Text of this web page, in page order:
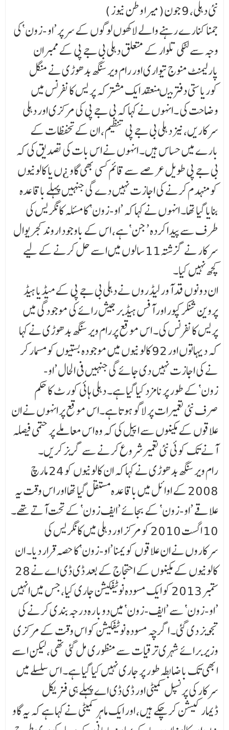
نئی دہلی، 9 جون(میرا وطن نیوز )
جمنا کنارے رہنے والے لاکھوں لوگوں کے سر پر ’او -زون ‘کی
وجہ سے لٹکی تلوارکے متعلق دہلی بی جے پی کے ممبران
پارلیمنٹ منوج تیواری اور رام ویر سنگھ بدھوڑی نے منگل
کوریاستی دفتر میںمنعقد ایک مشتر کہ پر یس کانفرنس میں
وضاحت کی ۔انہوں نے کہا کہ بی جے پی کی مرکزی اور دہلی
سرکاریں، نیز د ہلی بی جے پی تنظیم، ان کے تحفظات کے
بارے میں حساس ہیں۔ انہوں نے اس بات کی تصدیق کی کہ
بی جے پی طویل عرصے سے قائم کسی بھی گاو ¿ں یا کالونیوں
کو منہدم کرنے کی اجازت نہیں دے گی جنہیں پہلے باقاعدہ
بنایا گیا تھا۔ انہوں نے کہا کہ ’او-زون‘ کا مسئلہ کانگریس کی
طرف سے پیدا کردہ ’جن‘ ہے، اس کے باوجود اروند کجریوال
سرکار نے گزشتہ11 سالوں میں اسے حل کرنے کے لیے
کچھ نہیں کیا۔
ان دونوں قد آور لیڈروں نے دہلی بی جے پی کے میڈیا ہیڈ
پروین شنکر کپور اور آفس ہیڈ برجیش رائے کی موجودگی میں
پریس کانفرنس کی۔ اس موقع پررام ویر سنگھ بدھوڑی نے کہا
کہ دیہاتوں اور 92 کالو نیوں میں موجودہ بستیوں کو مسمار کر
نے کی اجازت نہیں دی جائے گی جنہیں فی الحال ’او-
زون‘کے طور پر نامزد کیا گیا ہے۔ دہلی ہائی کور ٹ کا حکم
صرف نئی تعمیرات پر لاگو ہوتا ہے۔اس موقع پر انہوں نے ان
علاقوں کے مکینوں سے اپیل کی کہ وہ اس معاملے پر حتمی فیصلہ
آنے تک کوئی نئی تعمیر شروع کرنے سے گریز کریں۔
رام ویر سنگھ بدھوڑی نے کہا کہ ان کالونیوں کو 24 مارچ
2008 کے اوائل میں باقاعدہ مستقل گیا تھا اور اس وقت یہ
علاقے ’او-زون‘ کے بجائے ’ایف زون‘ کے تحت آتے تھے۔
10 اگست 2010 کو مرکز اور دہلی میں کانگریس کی
سرکاروں نے ان علاقوں کو یمنا ’او-زون‘کا حصہ قرار دیا۔ ان
کالونیوں کے مکینوں کے احتجاج کے بعد ڈی ڈی اے نے 28
ستمبر 2013 کو ایک مسودہ نوٹیفکیشن جاری کیا، جس میں انہیں
’او-زون‘ سے ’ایف-زون‘ میں دوبا رہ درجہ بندی کرنے کی
تجویز دی گئی۔ اگرچہ مسودہ نوٹیفکیشن کو اس وقت کے مرکزی
وزیر برائے شہری ترقیات سے منظوری مل گئی تھی، لیکن اسے
ابھی تک باضابطہ طور پر جاری نہیں کیا گیا ہے۔ اس سلسلے میں
سرکار کی پرنسپل کمیٹی اور ڈی ڈی اے پہلے ہی فز یکل
ڈیمارکیشن کر چکے ہیں، اور ایک ماہر کمیٹی نے کہا ہے کہ یہ گاو